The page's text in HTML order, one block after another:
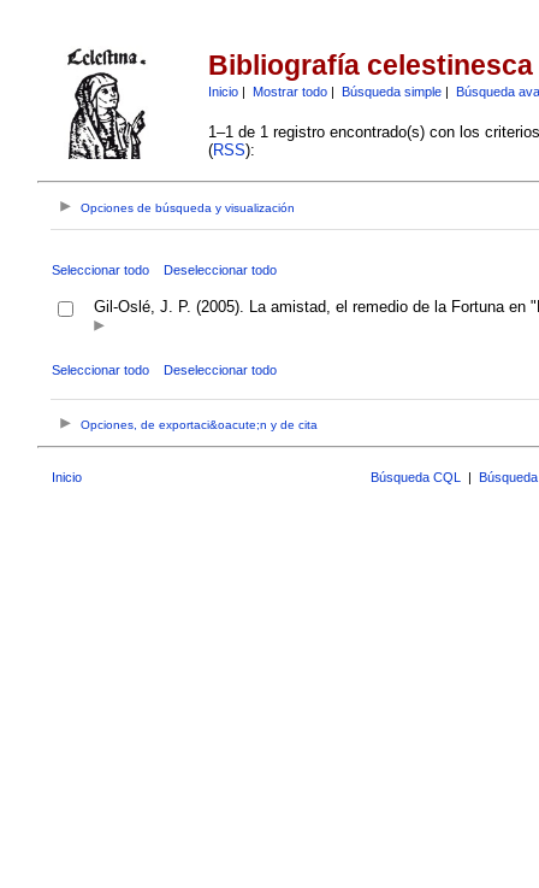
Bibliografía celestinesca
Inicio| Mostrar todo| Búsqueda simple| Búsqueda
1–1 de 1 registro encontrado(s) con los
(RSS):
Opciones de búsqueda y visualización
Seleccionar todo Deseleccionar todo
Gil-Oslé, J. P. (2005). La amistad, el remedio de la Fortuna en
Seleccionar todo Deseleccionar todo
Opciones, de exportaci&oacute;n y de cita
Inicio Búsqueda CQL |